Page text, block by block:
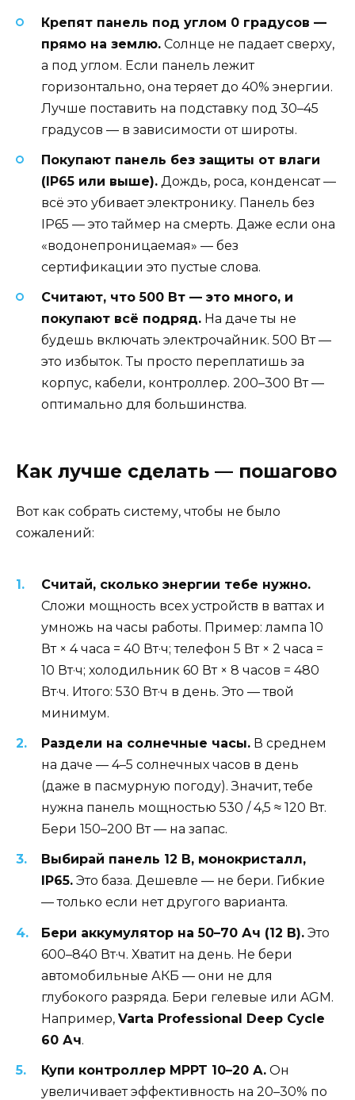
Крепят панель под углом 0 градусов —
прямо на землю. Солнце не падает сверху,
а под углом. Если панель лежит
горизонтально, она теряет до 40% энергии.
Лучше поставить на подставку под 30–45
градусов — в зависимости от широты.
Покупают панель без защиты от влаги
(IP65 или выше). Дождь, роса, конденсат —
всё это убивает электронику. Панель без
IP65 — это таймер на смерть. Даже если она
«водонепроницаемая» — без
сертификации это пустые слова.
Считают, что 500 Вт — это много, и
покупают всё подряд. На даче ты не
будешь включать электрочайник. 500 Вт —
это избыток. Ты просто переплатишь за
корпус, кабели, контроллер. 200–300 Вт —
оптимально для большинства.
Как лучше сделать — пошагово
Вот как собрать систему, чтобы не было
сожалений:
Считай, сколько энергии тебе нужно.
Сложи мощность всех устройств в ваттах и
умножь на часы работы. Пример: лампа 10
Вт × 4 часа = 40 Вт·ч; телефон 5 Вт × 2 часа =
10 Вт·ч; холодильник 60 Вт × 8 часов = 480
Вт·ч. Итого: 530 Вт·ч в день. Это — твой
минимум.
Раздели на солнечные часы. В среднем
на даче — 4–5 солнечных часов в день
(даже в пасмурную погоду). Значит, тебе
нужна панель мощностью 530 / 4,5 ≈ 120 Вт.
Бери 150–200 Вт — на запас.
Выбирай панель 12 В, монокристалл,
IP65. Это база. Дешевле — не бери. Гибкие
— только если нет другого варианта.
Бери аккумулятор на 50–70 Ач (12 В). Это
600–840 Вт·ч. Хватит на день. Не бери
автомобильные АКБ — они не для
глубокого разряда. Бери гелевые или AGM.
Например, Varta Professional Deep Cycle
60 Ач.
Купи контроллер MPPT 10–20 А. Он
увеличивает эффективность на 20–30% по